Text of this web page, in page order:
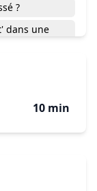
?
dans une
10 min